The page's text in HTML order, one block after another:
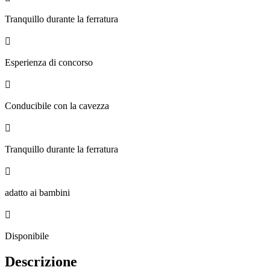
Tranquillo durante la ferratura

Esperienza di concorso

Conducibile con la cavezza

Tranquillo durante la ferratura

adatto ai bambini

Disponibile
Descrizione